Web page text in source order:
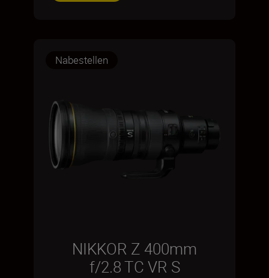
Nabestellen
NIKKOR Z 400mm
f/2.8 TC VR S